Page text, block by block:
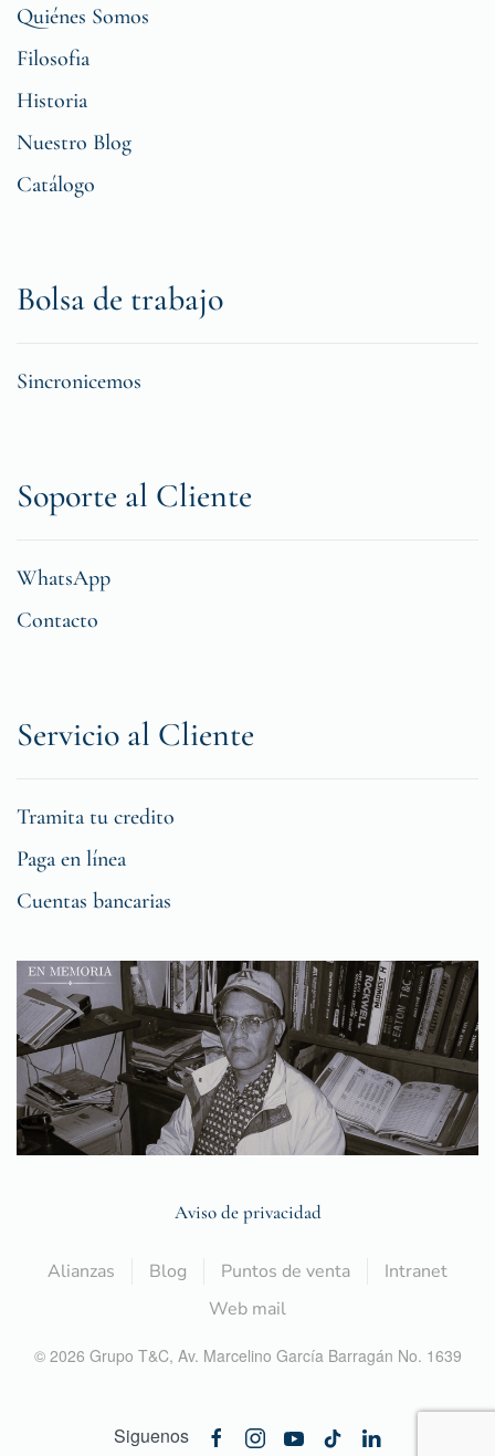
Quiénes Somos
Filosofia
Historia
Nuestro Blog
Catálogo
Bolsa de trabajo
Sincronicemos
Soporte al Cliente
WhatsApp
Contacto
Servicio al Cliente
Tramita tu credito
Paga en línea
Cuentas bancarias
Aviso de privacidad
Alianzas Blog Puntos de venta
Intranet
Web mail
© 2026 Grupo T&C, Av. Marcelino García Barragán No. 1639
Siguenos